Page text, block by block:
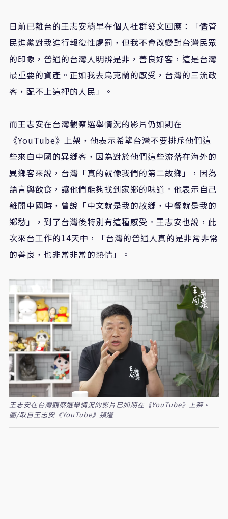
日前已離台的王志安稍早在個人社群發文回應：「儘管
民進黨對我進行報復性處罰，但我不會改變對台灣民眾
的印象，普通的台灣人明辨是非，善良好客，這是台灣
最重要的資產。正如我去烏克蘭的感受，台灣的三流政
客，配不上這裡的人民」。
而王志安在台灣觀察選舉情況的影片仍如期在
《YouTube》上架，他表示希望台灣不要排斥他們這
些來自中國的異鄉客，因為對於他們這些流落在海外的
異鄉客來說，台灣「真的就像我們的第二故鄉」，因為
語言與飲食，讓他們能夠找到家鄉的味道。他表示自己
離開中國時，曾說「中文就是我的故鄉，中餐就是我的
鄉愁」，到了台灣後特別有這種感受。王志安也說，此
次來台工作的14天中，「台灣的普通人真的是非常非常
的善良，也非常非常的熱情」。
王志安在台灣觀察選舉情況的影片已如期在《YouTube》上架。
圖/取自王志安《YouTube》頻道